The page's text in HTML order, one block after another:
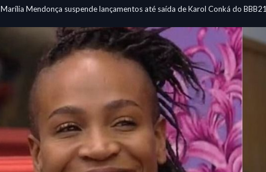
Marília Mendonça suspende lançamentos até saída de Karol Conká do BBB21